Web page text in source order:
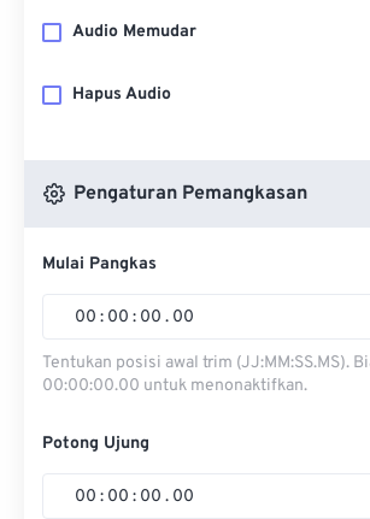
Audio Memudar
Hapus Audio
Pengaturan Pemangkasan
Mulai Pangkas
00 : 00 : 00 . 00
Tentukan posisi awal trim (JJ:MM:SS.MS).
00:00:00.00 untuk menonaktifkan.
Potong Ujung
00 : 00 : 00 . 00